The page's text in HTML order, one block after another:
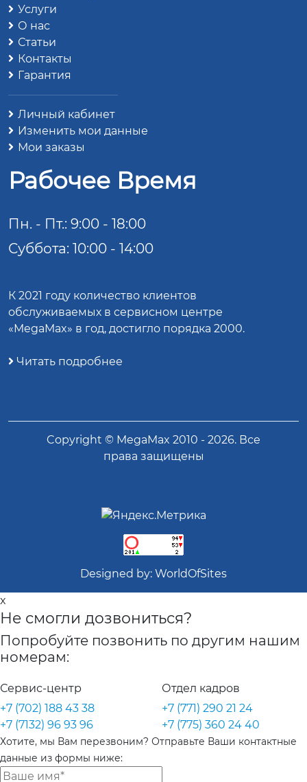
Услуги
О нас
Статьи
Контакты
Гарантия
Личный кабинет
Изменить мои данные
Мои заказы
Рабочее Время
Пн. - Пт.: 9:00 - 18:00
Суббота: 10:00 - 14:00
К 2021 году количество клиентов
обслуживаемых в сервисном центре
«MegaMax» в год, достигло порядка 2000.
Читать подробнее
Copyright © MegaMax 2010 - 2026. Все
права защищены
Designed by: WorldOfSites
x
Не смогли дозвониться?
Попробуйте позвонить по другим нашим
номерам:
Сервис-центр
+7 (702) 188 43 38
+7 (7132) 96 93 96
Отдел кадров
+7 (771) 290 21 24
+7 (775) 360 24 40
Хотите, мы Вам перезвоним? Отправьте Ваши контактные
данные из формы ниже: